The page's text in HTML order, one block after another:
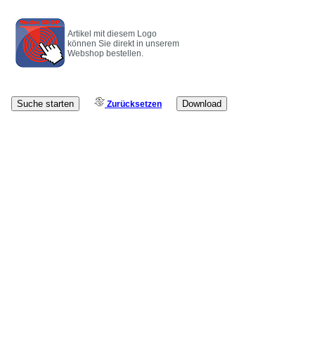
Artikel mit diesem Logo
können Sie direkt in unserem
Webshop bestellen.
Zurücksetzen